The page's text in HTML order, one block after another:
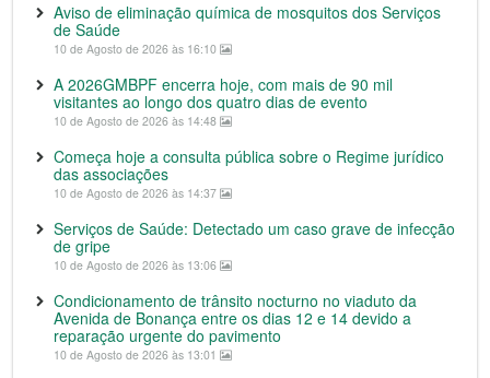
Aviso de eliminação química de mosquitos dos Serviços
de Saúde
10 de Agosto de 2026 às 16:10
A 2026GMBPF encerra hoje, com mais de 90 mil
visitantes ao longo dos quatro dias de evento
10 de Agosto de 2026 às 14:48
Começa hoje a consulta pública sobre o Regime jurídico
das associações
10 de Agosto de 2026 às 14:37
Serviços de Saúde: Detectado um caso grave de infecção
de gripe
10 de Agosto de 2026 às 13:06
Condicionamento de trânsito nocturno no viaduto da
Avenida de Bonança entre os dias 12 e 14 devido a
reparação urgente do pavimento
10 de Agosto de 2026 às 13:01